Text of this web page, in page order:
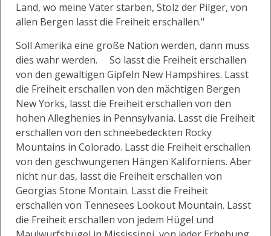
Land, wo meine Väter starben, Stolz der Pilger, von
allen Bergen lasst die Freiheit erschallen."
Soll Amerika eine große Nation werden, dann muss
dies wahr werden. So lasst die Freiheit erschallen
von den gewaltigen Gipfeln New Hampshires. Lasst
die Freiheit erschallen von den mächtigen Bergen
New Yorks, lasst die Freiheit erschallen von den
hohen Alleghenies in Pennsylvania. Lasst die Freiheit
erschallen von den schneebedeckten Rocky
Mountains in Colorado. Lasst die Freiheit erschallen
von den geschwungenen Hängen Kaliforniens. Aber
nicht nur das, lasst die Freiheit erschallen von
Georgias Stone Montain. Lasst die Freiheit
erschallen von Tennesees Lookout Mountain. Lasst
die Freiheit erschallen von jedem Hügel und